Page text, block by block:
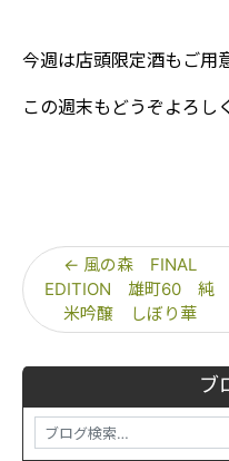
ブ
今週は店頭限定酒もご用
この週末もどうぞよろし
← 風の森 FINAL
EDITION 雄町60 純
米吟醸 しぼり華